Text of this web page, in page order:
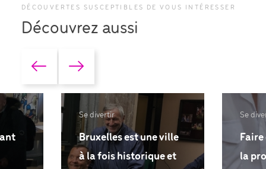
DÉCOUVERTES SUSCEPTIBLES DE VOUS INTÉRESSER
Découvrez aussi
Se divertir
Bruxelles est une ville
à la fois historique et
Se
la